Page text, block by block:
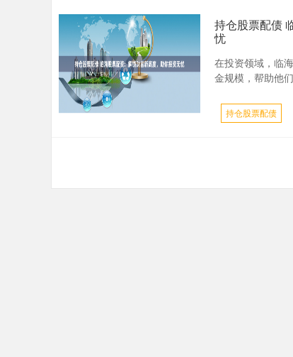
持仓股票配债
忧
在投资领域，临
金规模，帮助他
持仓股票配债